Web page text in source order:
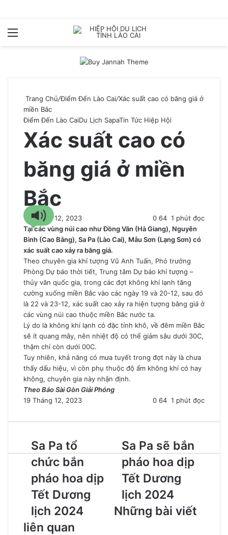
Menu
Trang Chủ/Điểm Đến Lào Cai/Xác suất cao có băng giá ở
miền Bắc
Điểm Đến Lào CaiDu Lịch SapaTin Tức Hiệp Hội
Xác suất cao có
băng giá ở miền
Bắc
19 Tháng 12, 2023 0 64 1 phút đọc
Tại các vùng núi cao như Đồng Văn (Hà Giang), Nguyên
Bình (Cao Bằng), Sa Pa (Lào Cai), Mẫu Sơn (Lạng Sơn) có
xác suất cao xảy ra băng giá.
Theo chuyên gia khí tượng Vũ Anh Tuấn, Phó trưởng
Phòng Dự báo thời tiết, Trung tâm Dự báo khí tượng –
thủy văn quốc gia, trong các đợt không khí lạnh tăng
cường xuống miền Bắc vào các ngày 19 và 20-12, sau đó
là 22 và 23-12, xác suất cao xảy ra hiện tượng băng giá ở
các vùng núi cao thuộc miền Bắc nước ta.
Lý do là không khí lạnh có đặc tính khô, về đêm miền Bắc
sẽ ít quang mây, nên nhiệt độ có thể giảm sâu dưới 30C,
thậm chí còn dưới 00C.
Tuy nhiên, khả năng có mưa tuyết trong đợt này là chưa
thấy dấu hiệu, vì còn phụ thuộc độ ẩm không khí có hay
không, chuyên gia này nhận định.
Theo Báo Sài Gòn Giải Phóng
19 Tháng 12, 2023
0 64 1 phút đọc
Sa Pa tổ
chức bắn
pháo hoa dịp
Tết Dương
lịch 2024
Sa Pa sẽ bắn
pháo hoa dịp
Tết Dương
lịch 2024
Những bài viết
liên quan